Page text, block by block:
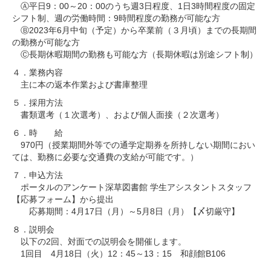
Ⓐ平日9：00～20：00のうち週3日程度、1日3時間程度の固定
シフト制、週の労働時間：9時間程度の勤務が可能な方
Ⓑ2023年6月中旬（予定）から卒業前（３月頃）までの長期間
の勤務が可能な方
Ⓒ長期休暇期間の勤務も可能な方（長期休暇は別途シフト制）
４．業務内容
主に本の返本作業および書庫整理
５．採用方法
書類選考（１次選考）、および個人面接（２次選考）
６．時 給
970円（授業期間外等での通学定期券を所持しない期間におい
ては、勤務に必要な交通費の支給が可能です。）
７．申込方法
ポータルのアンケート深草図書館 学生アシスタントスタッフ
【応募フォーム】から提出
応募期間：4月17日（月）～5月8日（月）【〆切厳守】
８．説明会
以下の2回、対面での説明会を開催します。
1回目 4月18日（火）12：45～13：15 和顔館B106